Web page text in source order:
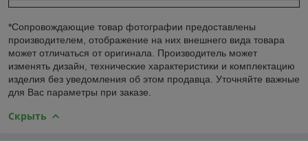
*Сопровождающие товар фотографии предоставлены
производителем, отображение на них внешнего вида товара
может отличаться от оригинала. Производитель может
изменять дизайн, технические характеристики и комплектацию
изделия без уведомления об этом продавца. Уточняйте важные
для Вас параметры при заказе.
Скрыть